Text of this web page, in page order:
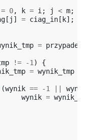
= 0, k = i ; j < m;
[ j ] = ciag_in [ k];
= przypadek
!= -1 )
{
= wynik_tmp
(wynik == -1
wynik =